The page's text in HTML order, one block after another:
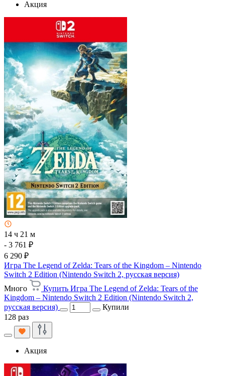
Акция
14 ч 21 м
- 3 761 ₽
6 290 ₽
Игра The Legend of Zelda: Tears of the Kingdom – Nintendo
Switch 2 Edition (Nintendo Switch 2, русская версия)
Много
Купить Игра The Legend of Zelda: Tears of the
Kingdom – Nintendo Switch 2 Edition (Nintendo Switch 2,
русская версия)
Купили
128 раз
Акция